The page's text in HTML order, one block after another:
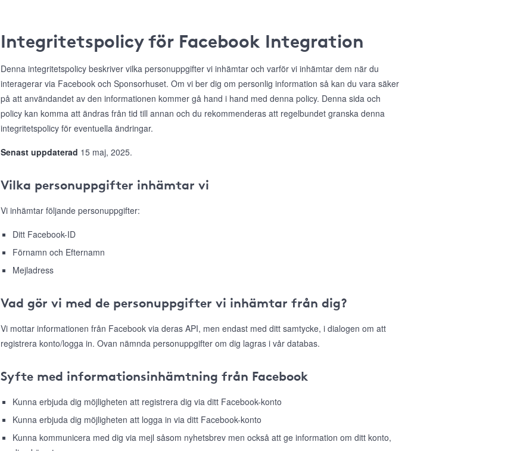
Integritetspolicy för Facebook Integration
Denna integritetspolicy beskriver vilka personuppgifter vi inhämtar och varför vi inhämtar dem när du
interagerar via Facebook och Sponsorhuset. Om vi ber dig om personlig information så kan du vara säker
på att användandet av den informationen kommer gå hand i hand med denna policy. Denna sida och
policy kan komma att ändras från tid till annan och du rekommenderas att regelbundet granska denna
integritetspolicy för eventuella ändringar.
Senast uppdaterad 15 maj, 2025.
Vilka personuppgifter inhämtar vi
Vi inhämtar följande personuppgifter:
Ditt Facebook-ID
Förnamn och Efternamn
Mejladress
Vad gör vi med de personuppgifter vi inhämtar från dig?
Vi mottar informationen från Facebook via deras API, men endast med ditt samtycke, i dialogen om att
registrera konto/logga in. Ovan nämnda personuppgifter om dig lagras i vår databas.
Syfte med informationsinhämtning från Facebook
Kunna erbjuda dig möjligheten att registrera dig via ditt Facebook-konto
Kunna erbjuda dig möjligheten att logga in via ditt Facebook-konto
Kunna kommunicera med dig via mejl såsom nyhetsbrev men också att ge information om ditt konto,